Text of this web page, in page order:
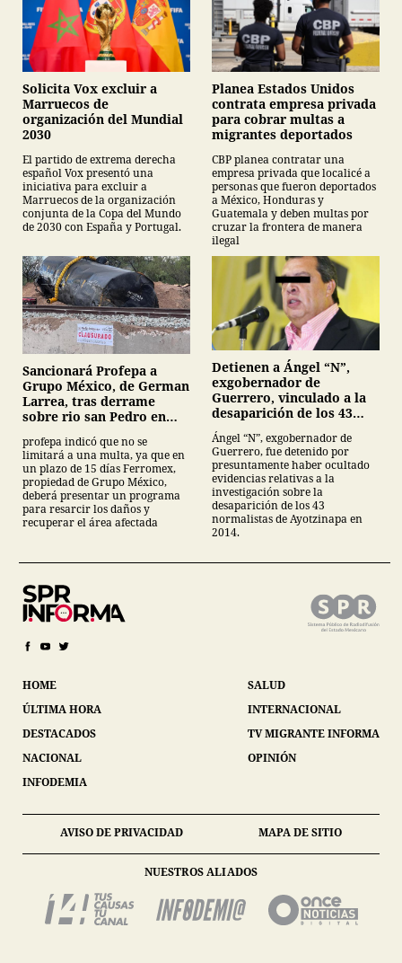
Solicita Vox excluir a
Marruecos de
organización del Mundial
2030
El partido de extrema derecha
español Vox presentó una
iniciativa para excluir a
Marruecos de la organización
conjunta de la Copa del Mundo
de 2030 con España y Portugal.
Planea Estados Unidos
contrata empresa privada
para cobrar multas a
migrantes deportados
CBP planea contratar una
empresa privada que localicé a
personas que fueron deportados
a México, Honduras y
Guatemala y deben multas por
cruzar la frontera de manera
ilegal
Sancionará Profepa a
Grupo México, de German
Larrea, tras derrame
sobre rio san Pedro en
profepa indicó que no se
limitará a una multa, ya que en
un plazo de 15 días Ferromex,
propiedad de Grupo México,
deberá presentar un programa
para resarcir los daños y
recuperar el área afectada
Detienen a Ángel “N”,
exgobernador de
Guerrero, vinculado a la
desaparición de los 43
normalistas de
Ayotzinapa
Ángel “N”, exgobernador de
Guerrero, fue detenido por
presuntamente haber ocultado
evidencias relativas a la
investigación sobre la
desaparición de los 43
normalistas de Ayotzinapa en
2014.
HOME
ÚLTIMA HORA
DESTACADOS
NACIONAL
INFODEMIA
SALUD
INTERNACIONAL
TV MIGRANTE INFORMA
OPINIÓN
AVISO DE PRIVACIDAD MAPA DE SITIO
NUESTROS ALIADOS